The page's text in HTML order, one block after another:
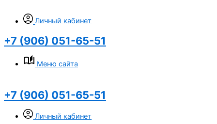
Личный кабинет
+7 (906) 051-65-51
Меню сайта
+7 (906) 051-65-51
Личный кабинет